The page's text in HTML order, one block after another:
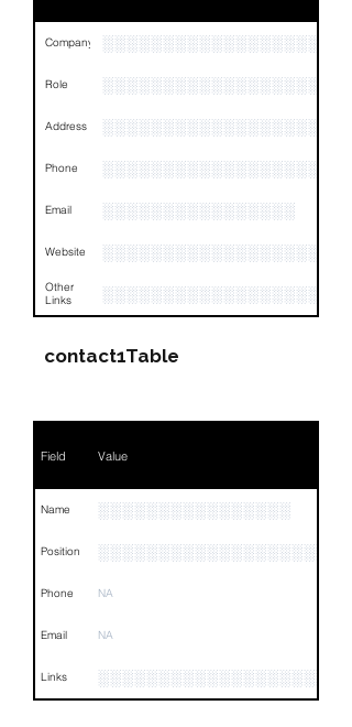
Company ░░░░░░░░░░░░░░░░░░
Role
Address
Phone
Email ░░░░░░░░░░░░░░░░
Website ░░░░░░░░░░░░░░░░░░░░
Other
Links
contact1Table
Field Value
Name ░░░░░░░░░░░░░░░░
Position
Phone NA
Email NA
Links